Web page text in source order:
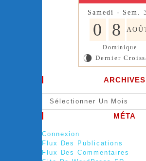
Samedi - Sem.
0 8
Dominique
V Dernier
ARCHIVES
Sélectionner Un Mois
MÉTA
Connexion
Flux Des Publications
Flux Des Commentaires